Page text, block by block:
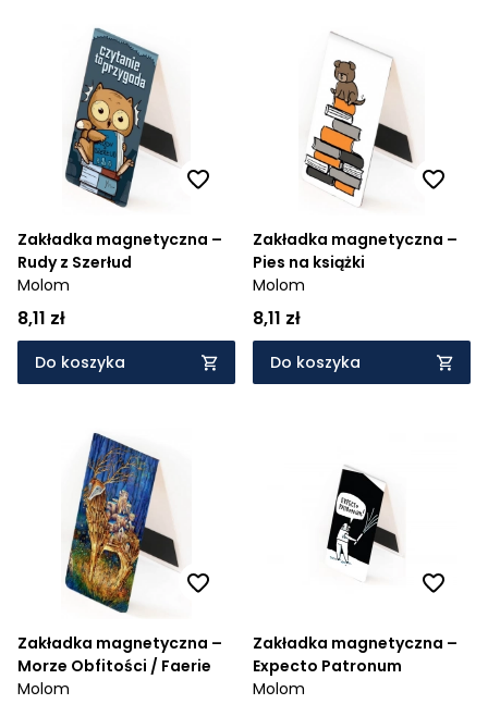
Zakładka magnetyczna –
Rudy z Szerłud
Molom
8,11 zł
Do koszyka
Zakładka magnetyczna –
Pies na książki
Molom
8,11 zł
Do koszyka
Zakładka magnetyczna –
Morze Obfitości / Faerie
Molom
Zakładka magnetyczna –
Expecto Patronum
Molom